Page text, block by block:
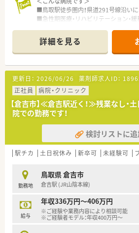
■鳥取駅徒歩圏内！県道291号線沿いに
■急性期医療・リハビリテーション・
■様々な委員会があり、みんながチー
す。
■200床以上ある病院です。
＜業務内容＞
■処方箋による調剤業務、服薬指導、薬
など
＜研修制度＞
■現場の先輩薬剤師より指導を受けて
■勉強会や学術運動交流集会など、様
＜こんな方にもオススメ＞
■お休みの取得など仕事とプライベー
詳細を見る
更新日： 2026/06/26 薬剤師求人ID：
正社員
病院・クリニック
【倉吉市】≪倉吉駅近く！≫残業なし・
院での勤務です！
検討リストに追
駅チカ 土日祝休み 新卒可 未経験可
勤務地
鳥取県 倉吉市
倉吉駅 (JR山陰本線)
給与
年収336万円～406万円
※ご経験や業務内容により相談可能
※ご経験者モデル：年収400万円～